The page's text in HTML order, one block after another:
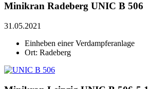
Minikran Radeberg UNIC B 506
31.05.2021
Einheben einer Verdampferanlage
Ort: Radeberg